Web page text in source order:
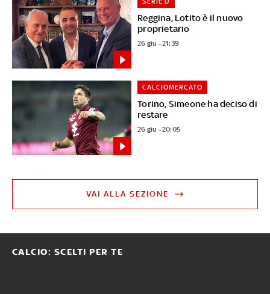
Reggina, Lotito è il nuovo
proprietario
26 giu - 21:39
Torino, Simeone ha deciso di
restare
CALCIOMERCATO
26 giu - 20:05
VAI ALLA SEZIONE
CALCIO: SCELTI PER TE